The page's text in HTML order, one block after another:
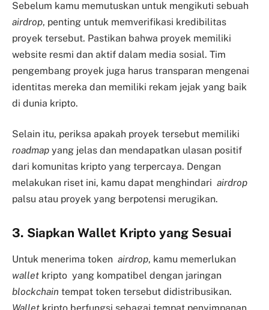
Sebelum kamu memutuskan untuk mengikuti sebuah
airdrop, penting untuk memverifikasi kredibilitas
proyek tersebut. Pastikan bahwa proyek memiliki
website resmi dan aktif dalam media sosial. Tim
pengembang proyek juga harus transparan mengenai
identitas mereka dan memiliki rekam jejak yang baik
di dunia kripto.
Selain itu, periksa apakah proyek tersebut memiliki
roadmap yang jelas dan mendapatkan ulasan positif
dari komunitas kripto yang terpercaya. Dengan
melakukan riset ini, kamu dapat menghindari airdrop
palsu atau proyek yang berpotensi merugikan.
3. Siapkan Wallet Kripto yang Sesuai
Untuk menerima token airdrop, kamu memerlukan
wallet kripto yang kompatibel dengan jaringan
blockchain tempat token tersebut didistribusikan.